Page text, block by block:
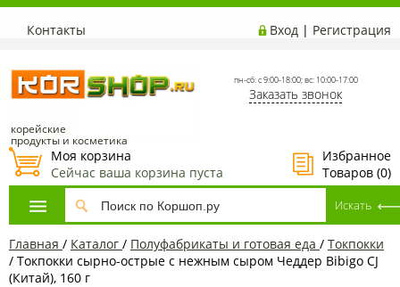
Контакты Вход | Регистрация
корейские
продукты и косметика
пн-сб: с 9:00-18:00; вс: 10:00-17:00
Заказать звонок
Избранное
Товаров (0)
Моя корзина
Сейчас ваша корзина пуста
Главная / Каталог / Полуфабрикаты и готовая еда / Токпокки
/ Токпокки сырно-острые с нежным сыром Чеддер Bibigo CJ
(Китай), 160 г